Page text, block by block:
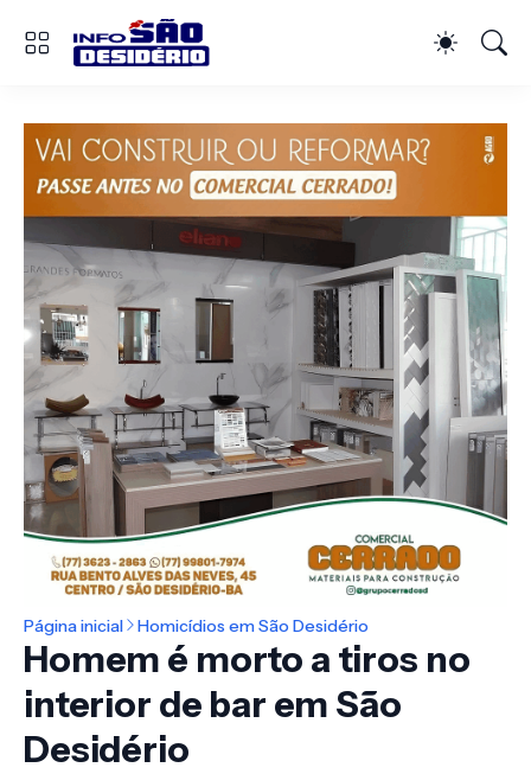
Página inicial Homicídios em São Desidério
Homem é morto a tiros no
interior de bar em São
Desidério